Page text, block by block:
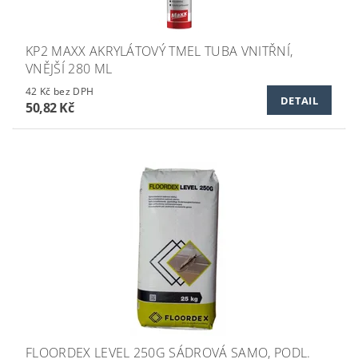
KP2 MAXX AKRYLÁTOVÝ TMEL TUBA VNITŘNÍ,
VNĚJŠÍ 280 ML
42 Kč bez DPH
50,82 Kč DETAIL
FLOORDEX LEVEL 250G SÁDROVÁ SAMO, PODL.